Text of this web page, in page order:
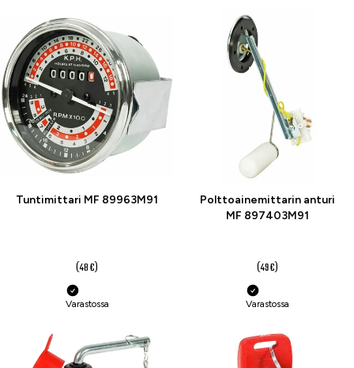
-25 %
Tuntimittari MF 89963M91
(48 €)
Varastossa
Polttoainemittarin anturi
MF 897403M91
(49 €)
Varastossa
-17 %